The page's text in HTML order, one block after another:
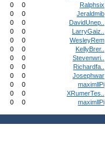
0 0
Ralphsix
0 0
Jeraldmib
0 0
DavidUnep..
0 0
LarryGaiz..
0 0
WesleyRem
0 0
KellyBrer..
0 0
Stevenwri..
0 0
Richardfa..
0 0
Josephwar
0 0
maximllPi
0 0
XRumerTes..
0 0 maximllPi